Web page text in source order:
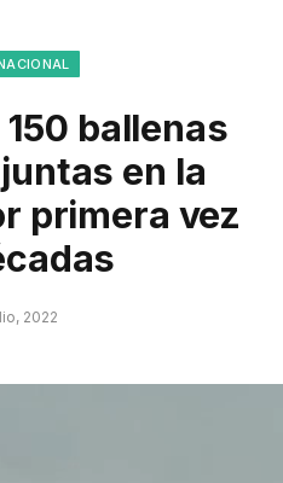
ballenas
en la
primera vez
2022